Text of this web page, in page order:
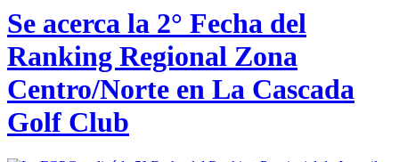
Se acerca la 2° Fecha del
Ranking Regional Zona
Centro/Norte en La Cascada
Golf Club